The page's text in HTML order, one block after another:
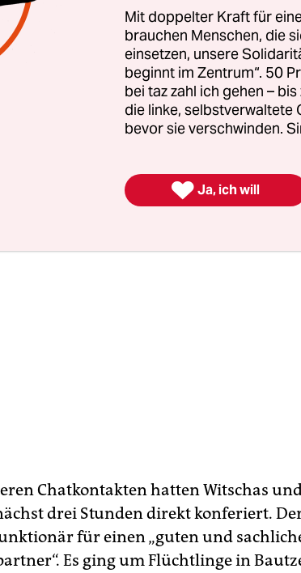
Facebook ein 45-minütiges
nur von einem zweiminütigen kurzen
der Kontakte hatten die
im Kreistag einen Abwahlantrag
bevorstehenden Montag in einer
Chatkontakten hatten Witschas
drei Stunden direkt konferiert.
für einen „guten und
Es ging um Flüchtlinge in
Mit doppelter Kraft für
brauchen Menschen, die
einsetzen, unsere
beginnt im Zentrum“. 50
bei taz zahl ich gehen –
die linke, selbstverwaltete
bevor sie verschwinden.
 Ja, ich will